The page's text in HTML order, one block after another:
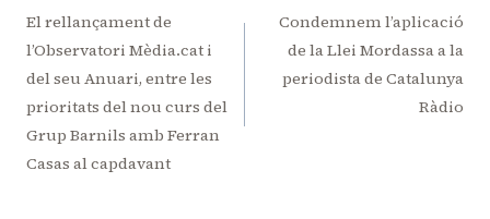
d'entrades
El rellançament de
l’Observatori Mèdia.cat i
del seu Anuari, entre les
prioritats del nou curs del
Grup Barnils amb Ferran
Casas al capdavant
Condemnem l’aplicació
de la Llei Mordassa a la
periodista de Catalunya
Ràdio